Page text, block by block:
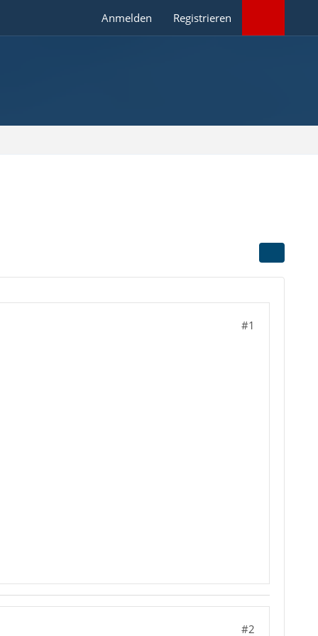
Anmelden Registrieren
#1
#2